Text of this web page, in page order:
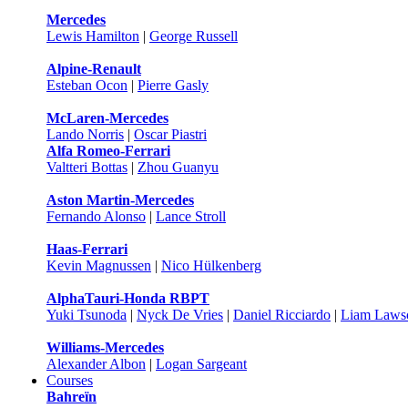
Mercedes
Lewis Hamilton | George Russell
Alpine-Renault
Esteban Ocon | Pierre Gasly
McLaren-Mercedes
Lando Norris | Oscar Piastri
Alfa Romeo-Ferrari
Valtteri Bottas | Zhou Guanyu
Aston Martin-Mercedes
Fernando Alonso | Lance Stroll
Haas-Ferrari
Kevin Magnussen | Nico Hülkenberg
AlphaTauri-Honda RBPT
Yuki Tsunoda | Nyck De Vries | Daniel Ricciardo | Liam
Williams-Mercedes
Alexander Albon | Logan Sargeant
Courses
Bahreïn